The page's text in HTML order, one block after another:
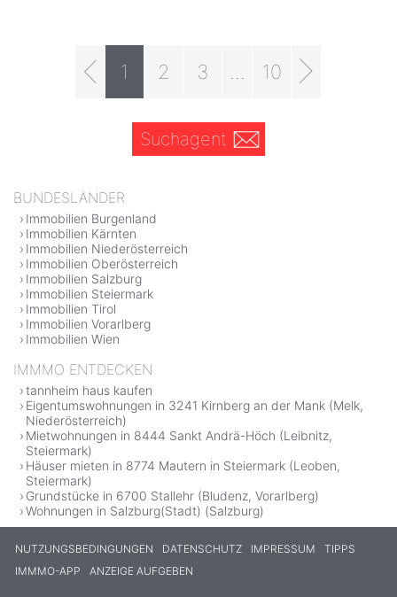
1 2 3 10
Suchagent
BUNDESLÄNDER
Immobilien Burgenland
Immobilien Kärnten
Immobilien Niederösterreich
Immobilien Oberösterreich
Immobilien Salzburg
Immobilien Steiermark
Immobilien Tirol
Immobilien Vorarlberg
Immobilien Wien
IMMMO ENTDECKEN
tannheim haus kaufen
Eigentumswohnungen in 3241 Kirnberg an der Mank (Melk,
Niederösterreich)
Mietwohnungen in 8444 Sankt Andrä-Höch (Leibnitz,
Steiermark)
Häuser mieten in 8774 Mautern in Steiermark (Leoben,
Steiermark)
Grundstücke in 6700 Stallehr (Bludenz, Vorarlberg)
Wohnungen in Salzburg(Stadt) (Salzburg)
NUTZUNGSBEDINGUNGEN DATENSCHUTZ IMPRESSUM
TIPPS
IMMMO-APP
ANZEIGE AUFGEBEN